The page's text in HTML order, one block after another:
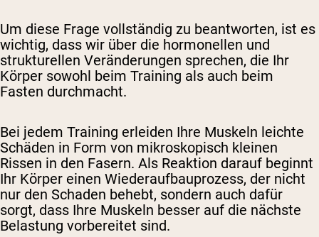
Um diese Frage vollständig zu beantworten, ist es
wichtig, dass wir über die hormonellen und
strukturellen Veränderungen sprechen, die Ihr
Körper sowohl beim Training als auch beim
Fasten durchmacht.
Bei jedem Training erleiden Ihre Muskeln leichte
Schäden in Form von mikroskopisch kleinen
Rissen in den Fasern. Als Reaktion darauf beginnt
Ihr Körper einen Wiederaufbauprozess, der nicht
nur den Schaden behebt, sondern auch dafür
sorgt, dass Ihre Muskeln besser auf die nächste
Belastung vorbereitet sind.